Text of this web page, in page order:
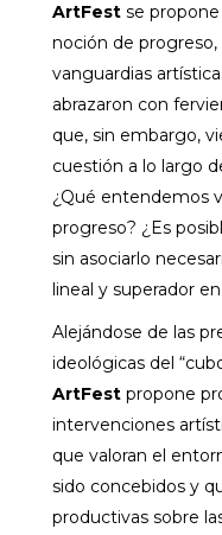
ArtFest se
noción de
vanguardias
abrazaron con
que, sin embargo,
cuestión a lo largo
¿Qué entendemos
progreso? ¿Es
sin asociarlo
lineal y superador
Alejándose de las
ideológicas del
ArtFest propone
intervenciones
que valoran el
sido concebidos y
productivas sobre